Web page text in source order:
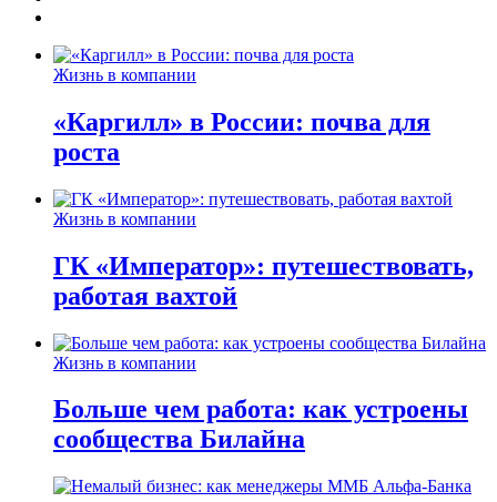
Жизнь в компании
«Каргилл» в России: почва для
роста
Жизнь в компании
ГК «Император»: путешествовать,
работая вахтой
Жизнь в компании
Больше чем работа: как устроены
сообщества Билайна